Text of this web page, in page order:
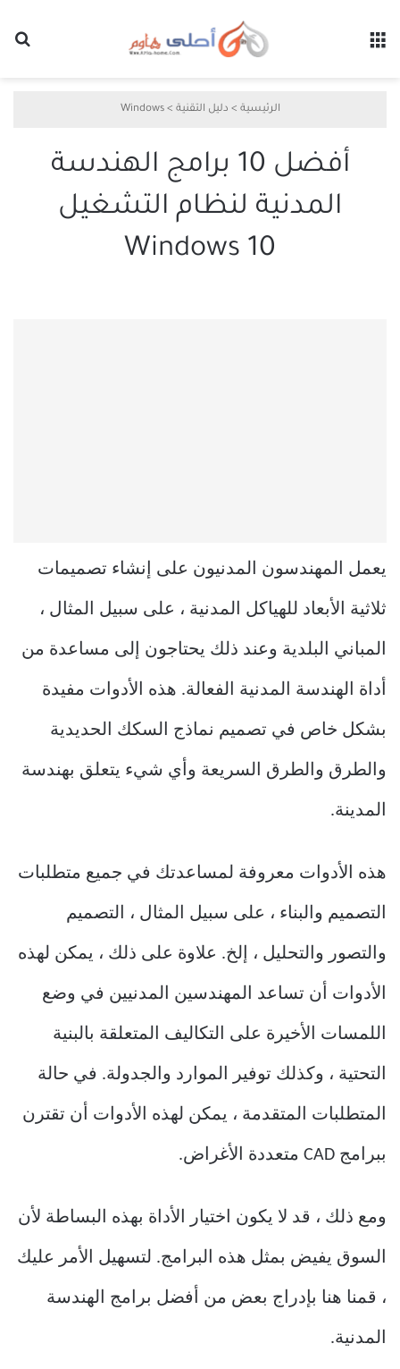
الرئيسية > دليل التقنية >
Windows
أفضل 10 برامج الهندسة
المدنية لنظام التشغيل
Windows 10
يعمل المهندسون المدنيون على إنشاء تصميمات
ثلاثية الأبعاد للهياكل المدنية ، على سبيل المثال ،
المباني البلدية وعند ذلك يحتاجون إلى مساعدة من
أداة الهندسة المدنية الفعالة. هذه الأدوات مفيدة
بشكل خاص في تصميم نماذج السكك الحديدية
والطرق والطرق السريعة وأي شيء يتعلق بهندسة
المدينة.
هذه الأدوات معروفة لمساعدتك في جميع متطلبات
التصميم والبناء ، على سبيل المثال ، التصميم
والتصور والتحليل ، إلخ. علاوة على ذلك ، يمكن لهذه
الأدوات أن تساعد المهندسين المدنيين في وضع
اللمسات الأخيرة على التكاليف المتعلقة بالبنية
التحتية ، وكذلك توفير الموارد والجدولة. في حالة
المتطلبات المتقدمة ، يمكن لهذه الأدوات أن تقترن
ببرامج CAD متعددة الأغراض.
ومع ذلك ، قد لا يكون اختيار الأداة بهذه البساطة لأن
السوق يفيض بمثل هذه البرامج. لتسهيل الأمر عليك
، قمنا هنا بإدراج بعض من أفضل برامج الهندسة
المدنية.